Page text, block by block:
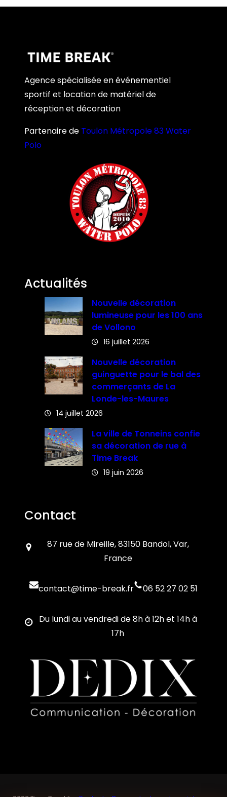
Agence spécialisée en événementiel
sportif et location de matériel de
réception et décoration
Partenaire de Toulon Métropole 83 Water
Polo
Actualités
Nouvelle décoration
lumineuse pour les 100 ans
de Vollono
16 juillet 2026
Nouvelle décoration
guinguette pour le bal des
commerçants de La
Londe-les-Maures
14 juillet 2026
La ville de Tonneins confie
sa décoration de rue à
Time Break
19 juin 2026
Contact
87 rue de Mireille, 83150 Bandol, Var,
France
contact@time-break.fr 06 52 27 02 51
Du lundi au vendredi de 8h à 12h et 14h à
17h